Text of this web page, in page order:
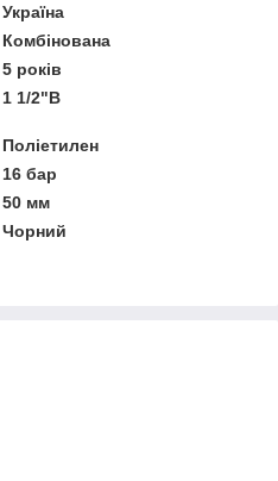
Україна
Комбінована
5 років
1 1/2"В
Поліетилен
16 бар
50 мм
Чорний